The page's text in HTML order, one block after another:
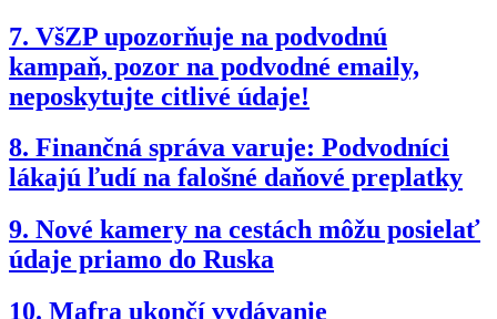
7. VšZP upozorňuje na podvodnú
kampaň, pozor na podvodné emaily,
neposkytujte citlivé údaje!
8. Finančná správa varuje: Podvodníci
lákajú ľudí na falošné daňové preplatky
9. Nové kamery na cestách môžu posielať
údaje priamo do Ruska
10. Mafra ukončí vydávanie